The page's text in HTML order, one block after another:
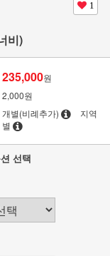
1
비)
235,000원
2,000원
개별(비례추가)
지역
별
선택